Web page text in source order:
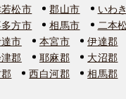
松市 郡山市 いわ
方市 相馬市 二本
市 本宮市 伊達郡
郡 耶麻郡 大沼郡
西白河郡 相馬郡